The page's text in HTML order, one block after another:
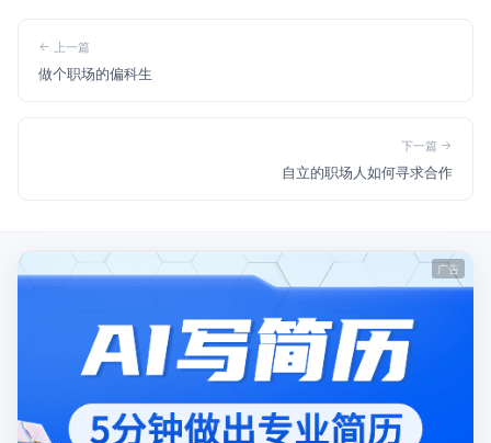
上一篇
做个职场的偏科生
下一篇
自立的职场人如何寻求合作